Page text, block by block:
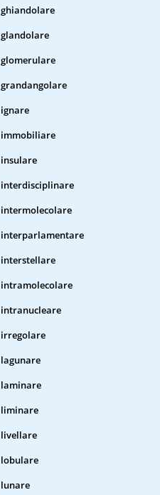
ghiandolare
glandolare
glomerulare
grandangolare
ignare
immobiliare
insulare
interdisciplinare
intermolecolare
interparlamentare
interstellare
intramolecolare
intranucleare
irregolare
lagunare
laminare
liminare
livellare
lobulare
lunare